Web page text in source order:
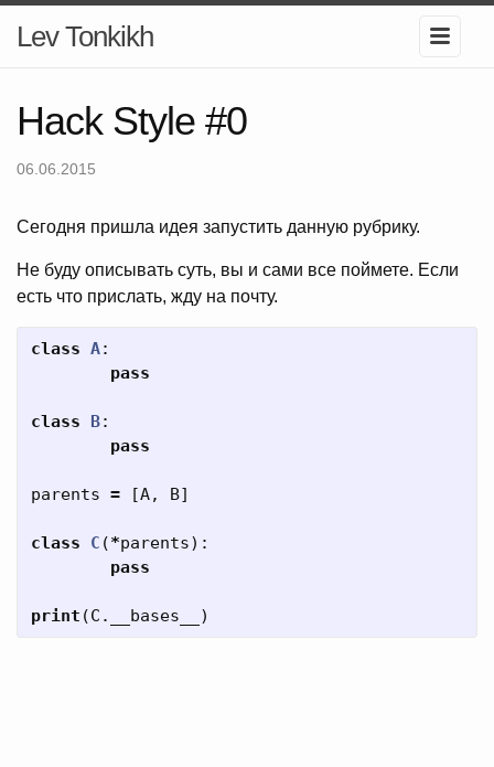
Lev Tonkikh
Hack Style #0
06.06.2015
Сегодня пришла идея запустить данную рубрику.
Не буду описывать суть, вы и сами все поймете. Если
есть что прислать, жду на почту.
class A:
pass
class B:
pass
parents = [A, B]
class C (*parents):
pass
print (C . __bases__ )